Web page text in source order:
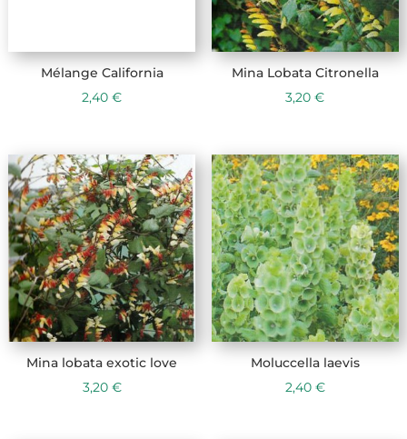
Mélange California
2,40€
Mina Lobata Citronella
3,20€
Mina lobata exotic love
3,20 €
Moluccella laevis
2,40 €